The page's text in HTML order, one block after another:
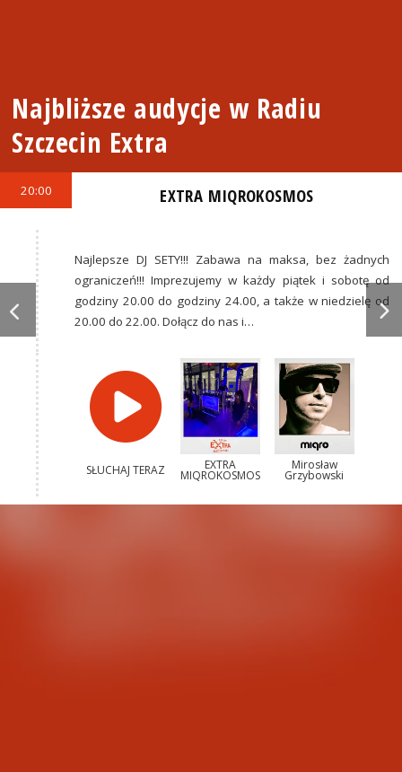
Najbliższe audycje w Radiu
Szczecin Extra
20:00 EXTRA MIQROKOSMOS
Najlepsze DJ SETY!!! Zabawa na maksa, bez żadnych
ograniczeń!!! Imprezujemy w każdy piątek i sobotę od
godziny 20.00 do godziny 24.00, a także w niedzielę od
20.00 do 22.00. Dołącz do nas i…
SŁUCHAJ TERAZ EXTRA
MIQROKOSMOS
Mirosław
Grzybowski